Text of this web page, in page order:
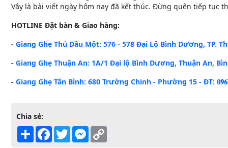
Vậy là bài viết ngày hôm nay đã kết thúc. Đừng quên tiếp tục
HOTLINE Đặt bàn & Giao hàng:
- Giang Ghẹ Thủ Dầu Một: 576 - 578 Đại Lộ Bình Dương, TP.
- Giang Ghẹ Thuận An: 1A/1 Đại lộ Bình Dương, Thuận An,
- Giang Ghẹ Tân Bình: 680 Trường Chinh - Phường 15 - ĐT:
Chia sẻ:
Share Facebook
TwitterMessenger